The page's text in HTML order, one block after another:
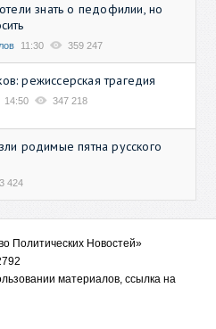
знать о педофилии, но
11:30 359 247
режиссерская трагедия
14:50 347 218
родимые пятна русского
424
Политических Новостей»
материалов, ссылка на